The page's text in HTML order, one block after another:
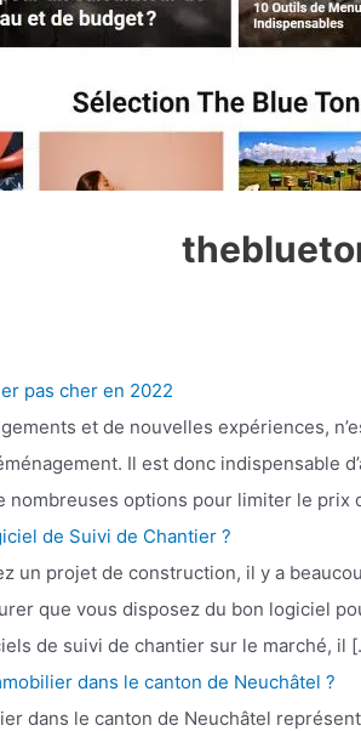
pas cher en 2022
et de nouvelles expériences,
Il est donc indispensable
options pour limiter le prix
de Suivi de Chantier ?
un projet de construction, il y a
que vous disposez du bon logiciel
de suivi de chantier sur le marché, il
dans le canton de Neuchâtel ?
dans le canton de Neuchâtel